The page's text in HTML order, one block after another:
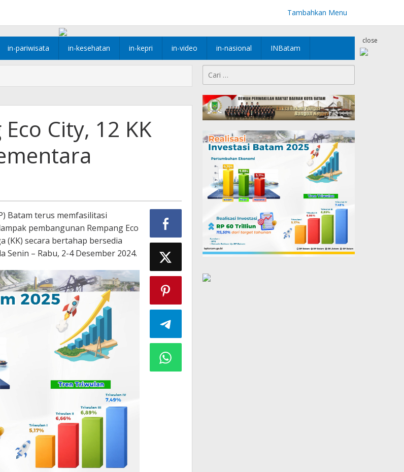
Tambahkan Menu
in-pariwisata in-kesehatan in-kepri in-video in-nasional INBatam
close
City, 12 KK
Batam terus memfasilitasi
pembangunan Rempang Eco
(KK) secara bertahap bersedia
– Rabu, 2-4 Desember 2024.
untuk: